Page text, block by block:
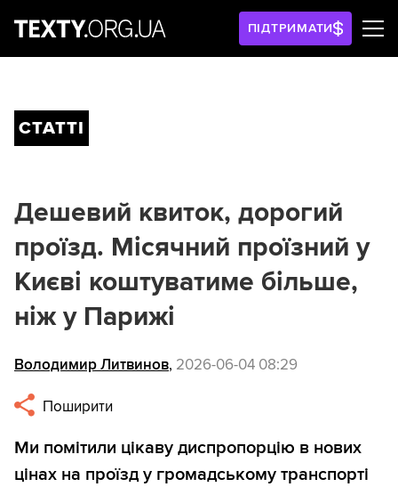
ПІДТРИМАТИ
СТАТТІ
Дешевий квиток, дорогий
проїзд. Місячний проїзний у
Києві коштуватиме більше,
ніж у Парижі
Володимир Литвинов, 2026-06-04 08:29
Поширити
Ми помітили цікаву диспропорцію в нових
цінах на проїзд у громадському транспорті